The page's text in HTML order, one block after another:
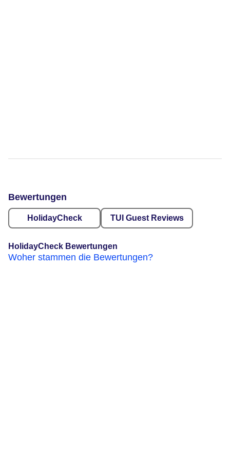
Bewertungen
HolidayCheck TUI Guest Reviews
HolidayCheck Bewertungen
Woher stammen die Bewertungen?